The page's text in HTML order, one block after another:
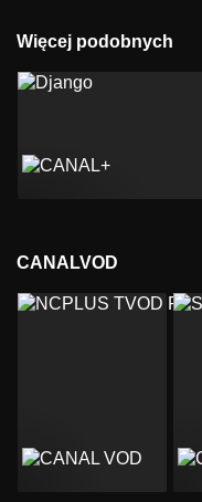
Więcej podobnych
CANALVOD